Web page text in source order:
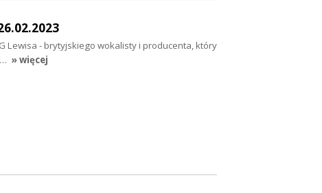
Lewisa - brytyjskiego wokalisty i producenta, który
» więcej